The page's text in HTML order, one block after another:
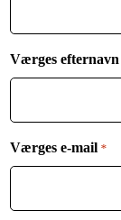
Værges efternavn
Værges e-mail *